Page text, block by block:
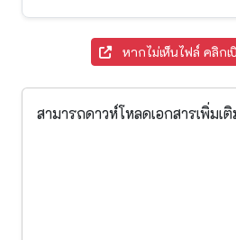
หากไม่เห็นไฟล์ คลิก
สามารถดาวห์โหลดเอกสารเพิ่มเ